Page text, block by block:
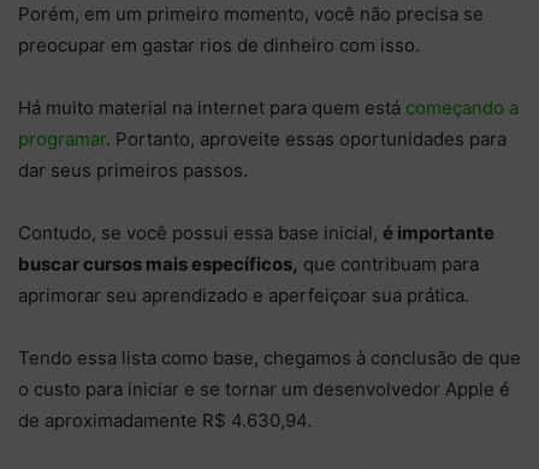
Porém, em um primeiro momento, você não precisa se
preocupar em gastar rios de dinheiro com isso.
Há muito material na internet para quem está começando a
programar. Portanto, aproveite essas oportunidades para
dar seus primeiros passos.
Contudo, se você possui essa base inicial, é importante
buscar cursos mais específicos, que contribuam para
aprimorar seu aprendizado e aperfeiçoar sua prática.
Tendo essa lista como base, chegamos à conclusão de que
o custo para iniciar e se tornar um desenvolvedor Apple é
de aproximadamente R$ 4.630,94.